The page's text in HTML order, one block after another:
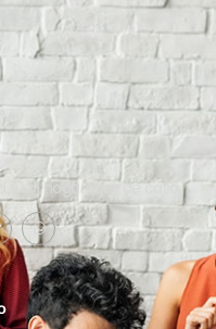
un hogar lejos de casa.